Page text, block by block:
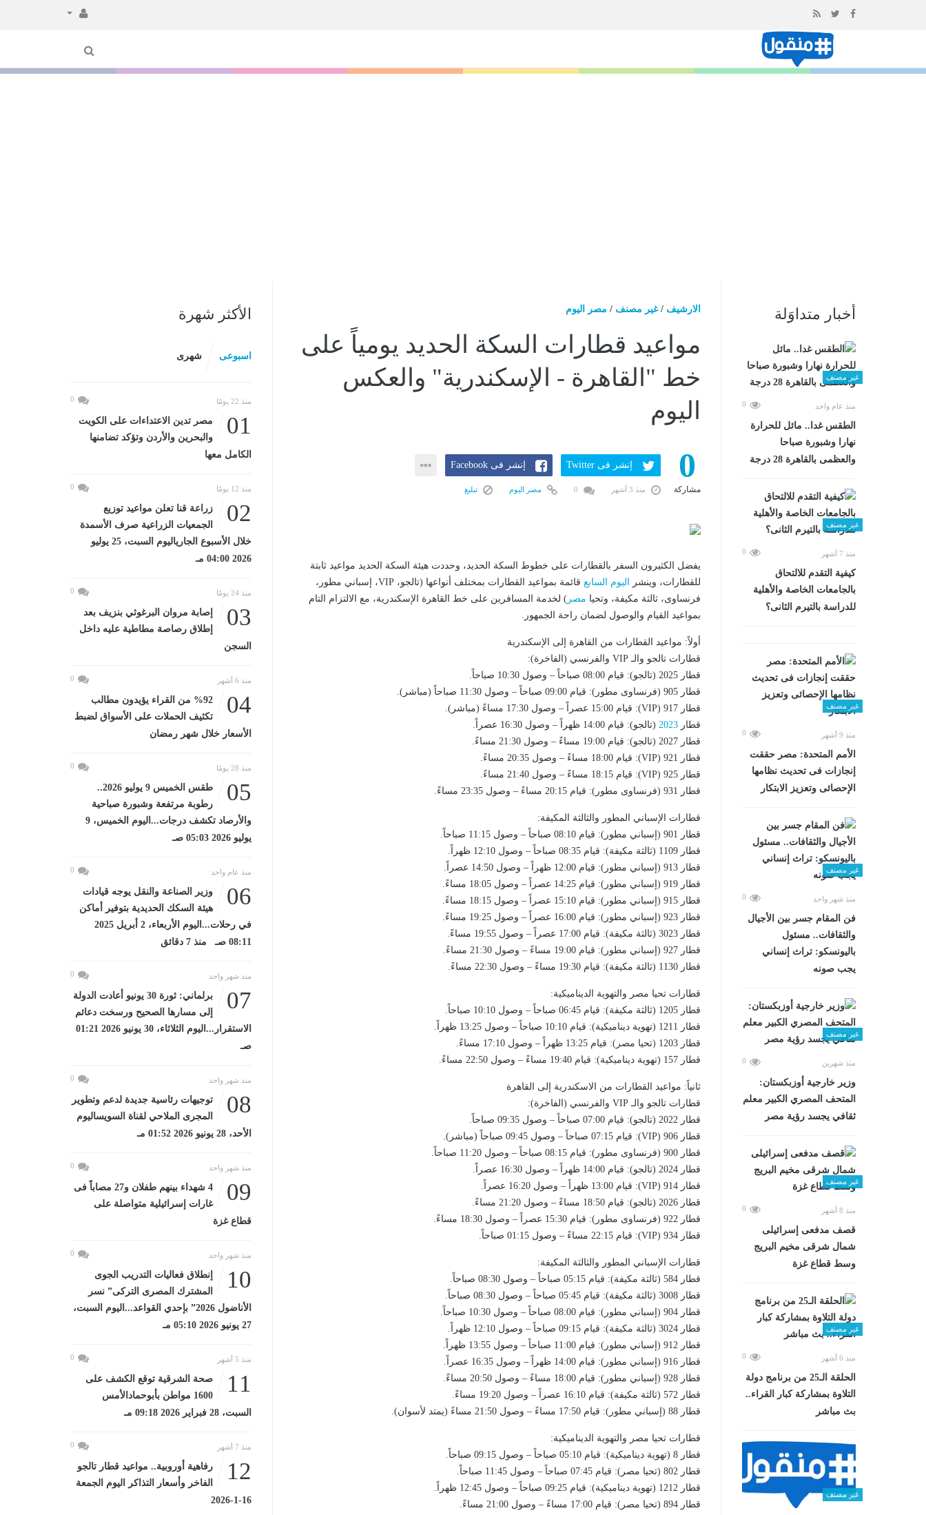
المحتوى
أخبار متداوَلة
غير مصنف
منذ عام واحد 0
الطقس غدا.. مائل للحرارة
نهارا وشبورة صباحا
والعظمى بالقاهرة 28 درجة
غير مصنف
منذ 7 أشهر 0
كيفية التقدم للالتحاق
بالجامعات الخاصة والأهلية
للدراسة بالتيرم الثانى؟
غير مصنف
منذ 9 أشهر 0
الأمم المتحدة: مصر حققت
إنجازات فى تحديث نظامها
الإحصائى وتعزيز الابتكار
غير مصنف
منذ شهر واحد 0
فن المقام جسر بين الأجيال
والثقافات.. مسئول
باليونسكو: تراث إنساني
يجب صونه
غير مصنف
منذ شهرين 0
وزير خارجية أوزبكستان:
المتحف المصري الكبير معلم
ثقافي يجسد رؤية مصر
غير مصنف
منذ 8 أشهر 0
قصف مدفعى إسرائيلى
شمال شرقى مخيم البريج
وسط قطاع غزة
غير مصنف
منذ 6 أشهر 0
الحلقة الـ25 من برنامج دولة
التلاوة بمشاركة كبار القراء..
بث مباشر
غير مصنف
الارشيف /غير مصنف / مصر اليوم
مواعيد قطارات السكة الحديد يومياً على
خط "القاهرة - الإسكندرية" والعكس
اليوم
0
مشاركة
إنشر فى Twitter إنشر فى Facebook
منذ 3 أشهر مصر اليوم تبليغ
يفضل الكثيرون السفر بالقطارات على خطوط السكة الحديد، وحددت هيئة السكة الحديد مواعيد ثابتة
للقطارات، وينشر
اليوم السابع
قائمة بمواعيد القطارات بمختلف أنواعها (تالجو، VIP، إسباني مطور،
فرنساوى، ثالثة مكيفة، وتحيا مصر ) لخدمة المسافرين على خط القاهرة الإسكندرية، مع الالتزام التام
بمواعيد القيام والوصول لضمان راحة الجمهور.
أولاً: مواعيد القطارات من القاهرة إلى الإسكندرية
قطارات تالجو والـ VIP والفرنسي (الفاخرة):
قطار 2025 (تالجو): قيام 08:00 صباحاً – وصول 10:30 صباحاً.
قطار 905 (فرنساوى مطور): قيام 09:00 صباحاً – وصول 11:30 صباحاً (مباشر).
قطار 917 (VIP): قيام 15:00 عصراً – وصول 17:30 مساءً (مباشر).
قطار 2023 (تالجو): قيام 14:00 ظهراً – وصول 16:30 عصراً.
قطار 2027 (تالجو): قيام 19:00 مساءً – وصول 21:30 مساءً.
قطار 921 (VIP): قيام 18:00 مساءً – وصول 20:35 مساءً.
قطار 925 (VIP): قيام 18:15 مساءً – وصول 21:40 مساءً.
قطار 931 (فرنساوى مطور): قيام 20:15 مساءً – وصول 23:35 مساءً.
قطارات الإسباني المطور والثالثة المكيفة:
قطار 901 (إسباني مطور): قيام 08:10 صباحاً – وصول 11:15 صباحاً.
قطار 1109 (ثالثة مكيفة): قيام 08:35 صباحاً – وصول 12:10 ظهراً.
قطار 913 (إسباني مطور): قيام 12:00 ظهراً – وصول 14:50 عصراً.
قطار 919 (إسباني مطور): قيام 14:25 عصراً – وصول 18:05 مساءً.
قطار 915 (إسباني مطور): قيام 15:10 عصراً – وصول 18:15 مساءً.
قطار 923 (إسباني مطور): قيام 16:00 عصراً – وصول 19:25 مساءً.
قطار 3023 (ثالثة مكيفة): قيام 17:00 عصراً – وصول 19:55 مساءً.
قطار 927 (إسباني مطور): قيام 19:00 مساءً – وصول 21:30 مساءً.
قطار 1130 (ثالثة مكيفة): قيام 19:30 مساءً – وصول 22:30 مساءً.
قطارات تحيا مصر والتهوية الديناميكية:
قطار 1205 (ثالثة مكيفة): قيام 06:45 صباحاً – وصول 10:10 صباحاً.
قطار 1211 (تهوية ديناميكية): قيام 10:10 صباحاً – وصول 13:25 ظهراً.
قطار 1203 (تحيا مصر): قيام 13:25 ظهراً – وصول 17:10 مساءً.
قطار 157 (تهوية ديناميكية): قيام 19:40 مساءً – وصول 22:50 مساءً.
ثانياً: مواعيد القطارات من الاسكندرية إلى القاهرة
قطارات تالجو والـ VIP والفرنسي (الفاخرة):
قطار 2022 (تالجو): قيام 07:00 صباحاً – وصول 09:35 صباحاً.
قطار 906 (VIP): قيام 07:15 صباحاً – وصول 09:45 صباحاً (مباشر).
قطار 900 (فرنساوى مطور): قيام 08:15 صباحاً – وصول 11:20 صباحاً.
قطار 2024 (تالجو): قيام 14:00 ظهراً – وصول 16:30 عصراً.
قطار 914 (VIP): قيام 13:00 ظهراً – وصول 16:20 عصراً.
قطار 2026 (تالجو): قيام 18:50 مساءً – وصول 21:20 مساءً.
قطار 922 (فرنساوى مطور): قيام 15:30 عصراً – وصول 18:30 مساءً.
قطار 934 (VIP): قيام 22:15 مساءً – وصول 01:15 صباحاً.
قطارات الإسباني المطور والثالثة المكيفة:
قطار 584 (ثالثة مكيفة): قيام 05:15 صباحاً – وصول 08:30 صباحاً.
قطار 3008 (ثالثة مكيفة): قيام 05:45 صباحاً – وصول 08:30 صباحاً.
قطار 904 (إسباني مطور): قيام 08:00 صباحاً – وصول 10:30 صباحاً.
قطار 3024 (ثالثة مكيفة): قيام 09:15 صباحاً – وصول 12:10 ظهراً.
قطار 912 (إسباني مطور): قيام 11:00 صباحاً – وصول 13:55 ظهراً.
قطار 916 (إسباني مطور): قيام 14:00 ظهراً – وصول 16:35 عصراً.
قطار 928 (إسباني مطور): قيام 18:00 مساءً – وصول 20:50 مساءً.
قطار 572 (ثالثة مكيفة): قيام 16:10 عصراً – وصول 19:20 مساءً.
قطار 88 (إسباني مطور): قيام 17:50 مساءً – وصول 21:50 مساءً (يمتد لأسوان).
قطارات تحيا مصر والتهوية الديناميكية:
قطار 8 (تهوية ديناميكية): قيام 05:10 صباحاً – وصول 09:15 صباحاً.
قطار 802 (تحيا مصر): قيام 07:45 صباحاً – وصول 11:45 صباحاً.
قطار 1212 (تهوية ديناميكية): قيام 09:25 صباحاً – وصول 12:45 ظهراً.
قطار 894 (تحيا مصر): قيام 17:00 مساءً – وصول 21:00 مساءً.
الأكثر شهرة
اسبوعى شهرى
منذ 22 يومًا 0
01
مصر تدين الاعتداءات على الكويت
والبحرين والأردن وتؤكد تضامنها
الكامل معها
منذ 12 يومًا 0
02
زراعة قنا تعلن مواعيد توزيع
الجمعيات الزراعية صرف الأسمدة
خلال الأسبوع الجارياليوم السبت، 25 يوليو
2026 04:00 مـ
منذ 24 يومًا 0
03
إصابة مروان البرغوثي بنزيف بعد
إطلاق رصاصة مطاطية عليه داخل
السجن
منذ 6 أشهر 0
04
%92 من القراء يؤيدون مطالب
تكثيف الحملات على الأسواق لضبط
الأسعار خلال شهر رمضان
منذ 28 يومًا 0
05
طقس الخميس 9 يوليو 2026..
رطوبة مرتفعة وشبورة صباحية
والأرصاد تكشف درجات...اليوم الخميس، 9
يوليو 2026 05:03 صـ
منذ عام واحد 0
06
وزير الصناعة والنقل يوجه قيادات
هيئة السكك الحديدية بتوفير أماكن
في رحلات...اليوم الأربعاء، 2 أبريل 2025
08:11 صـ منذ 7 دقائق
منذ شهر واحد 0
07
برلماني: ثورة 30 يونيو أعادت الدولة
إلى مسارها الصحيح ورسخت دعائم
الاستقرار...اليوم الثلاثاء، 30 يونيو 2026 01:21
صـ
منذ شهر واحد 0
08
توجيهات رئاسية جديدة لدعم وتطوير
المجرى الملاحي لقناة السويساليوم
الأحد، 28 يونيو 2026 01:52 مـ
منذ شهر واحد 0
09
4 شهداء بينهم طفلان و27 مصاباً فى
غارات إسرائيلية متواصلة على
قطاع غزة
منذ شهر واحد 0
10
إنطلاق فعاليات التدريب الجوى
المشترك المصرى التركى” نسر
الأناضول 2026” بإحدي القواعد...اليوم السبت،
27 يونيو 2026 05:10 مـ
منذ 5 أشهر 0
11
صحة الشرقية توقع الكشف على
1600 مواطن بأبوحمادالأمس
السبت، 28 فبراير 2026 09:18 مـ
منذ 7 أشهر 0
12
رفاهية أوروبية.. مواعيد قطار تالجو
الفاخر وأسعار التذاكر اليوم الجمعة
16-1-2026